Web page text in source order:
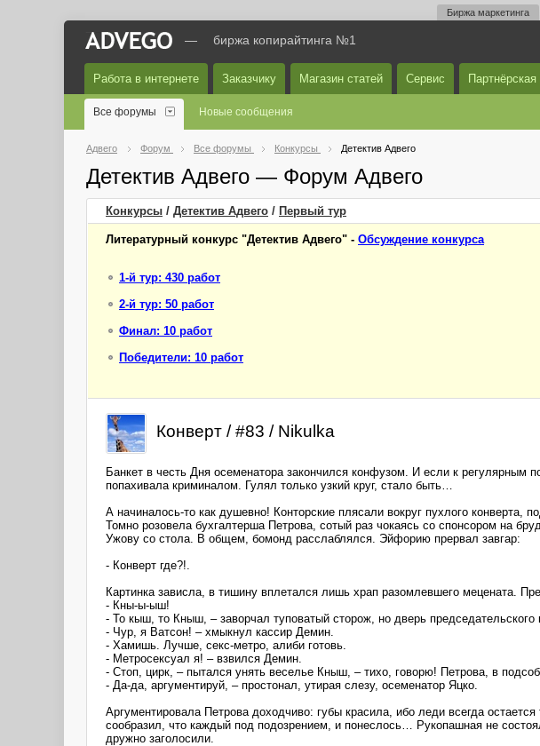
Биржа маркетинга
— биржа копирайтинга №1
Работа в интернете Заказчику Магазин статей Сервис
Все форумы Новые сообщения
Адвего Форум Все форумы Конкурсы Детектив Адвего
Детектив Адвего — Форум Адвего
Конкурсы / Детектив Адвего / Первый тур
Литературный конкурс "Детектив Адвего" - Обсуждение конкурса
1-й тур: 430 работ
2-й тур: 50 работ
Финал: 10 работ
Победители: 10 работ
Конверт / #83 / Nikulka
Банкет в честь Дня осеменатора закончился конфузом. И если к регулярным
попахивала криминалом. Гулял только узкий круг, стало быть…
А начиналось-то как душевно! Конторские плясали вокруг пухлого конверта,
Томно розовела бухгалтерша Петрова, сотый раз чокаясь со спонсором на
Ужову со стола. В общем, бомонд расслаблялся. Эйфорию прервал завгар:
- Конверт где?!.
Картинка зависла, в тишину вплетался лишь храп разомлевшего мецената.
- Кны-ы-ыш!
- То кыш, то Кныш, – заворчал туповатый сторож, но дверь председательского
- Чур, я Ватсон! – хмыкнул кассир Демин.
- Хамишь. Лучше, секс-метро, алиби готовь.
- Метросексуал я! – взвился Демин.
- Стоп, цирк, – пытался унять веселье Кныш, – тихо, говорю! Петрова, в
- Да-да, аргументируй, – простонал, утирая слезу, осеменатор Яцко.
Аргументировала Петрова доходчиво: губы красила, ибо леди всегда
сообразил, что каждый под подозрением, и понеслось… Рукопашная не
дружно заголосили.